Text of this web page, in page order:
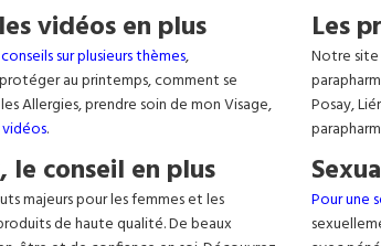
vidéos en plus
sur plusieurs thèmes,
au printemps, comment se
Allergies, prendre soin de mon Visage,
.
Les
Notre site
Posay,
le conseil en plus
majeurs pour les femmes et les
de haute qualité. De beaux
Pour une